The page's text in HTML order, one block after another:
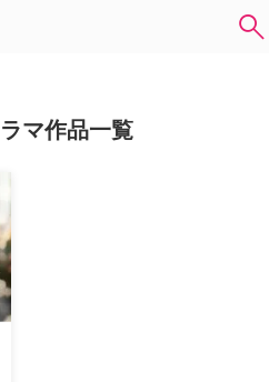
マ作品一覧